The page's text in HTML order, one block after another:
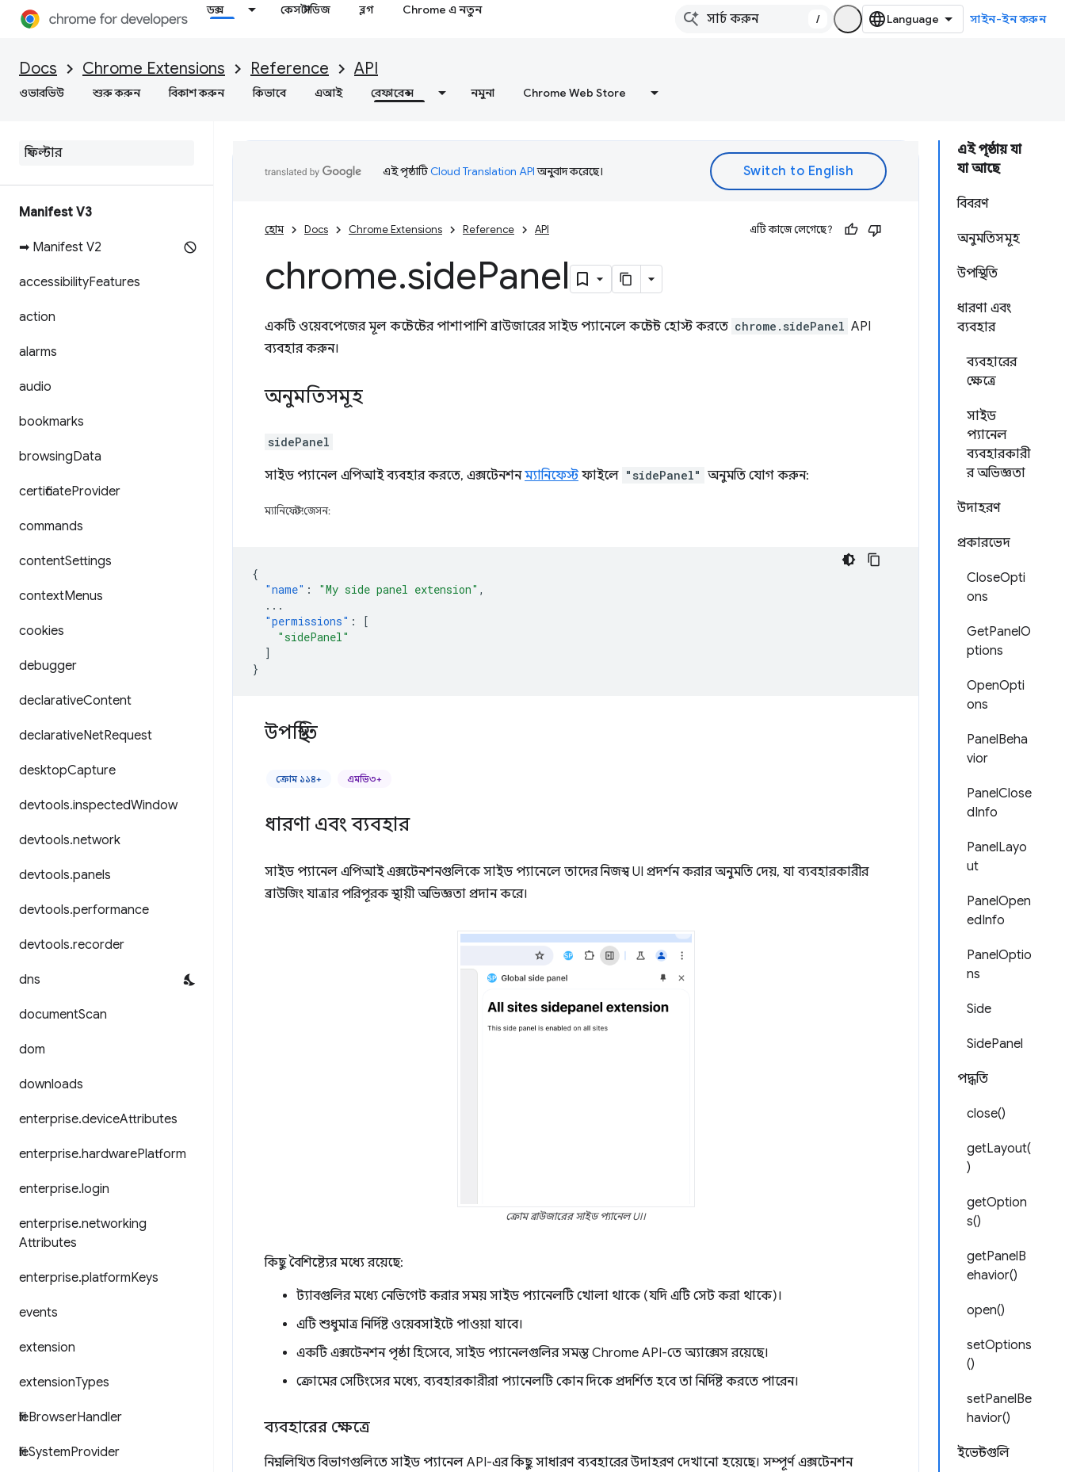
ডক্স কেস স্টাডিজ ব্লগ Chrome এ নতুন
/ সাইন-ইন করুন
Docs Chrome Extensions Reference API
ওভারভিউ শুরু করুন বিকাশ করুন কিভাবে এআই রেফারেন্স নমুনা Chrome Web Store
Manifest V3
➡ Manifest V2
accessibilityFeatures
action
alarms
audio
bookmarks
browsingData
certificateProvider
commands
contentSettings
contextMenus
cookies
debugger
declarativeContent
declarativeNetRequest
desktopCapture
devtools.inspectedWindow
devtools.network
devtools.panels
devtools.performance
devtools.recorder
dns
documentScan
dom
downloads
enterprise.deviceAttributes
enterprise.hardwarePlatform
enterprise.login
enterprise.networking
Attributes
enterprise.platformKeys
events
extension
extensionTypes
fileBrowserHandler
fileSystemProvider
এই পৃষ্ঠায় যা
যা আছে
বিবরণ
অনুমতিসমূহ
উপস্থিতি
ধারণা এবং
ব্যবহার
ব্যবহারের
ক্ষেত্রে
সাইড
প্যানেল
ব্যবহারকারী
র অভিজ্ঞতা
উদাহরণ
প্রকারভেদ
CloseOpti
ons
GetPanelO
ptions
OpenOpti
ons
PanelBeha
vior
PanelClose
dInfo
PanelLayo
ut
PanelOpen
edInfo
PanelOptio
ns
Side
SidePanel
পদ্ধতি
close()
getLayout(
)
getOption
s()
getPanelB
ehavior()
open()
setOptions
()
setPanelBe
havior()
ইভেন্টগুলি
এই পৃষ্ঠাটিCloud Translation APIঅনুবাদ করেছে।
হোম Docs Chrome Extensions Reference API এটি কাজে লেগেছে?
chrome.sidePanel
একটি ওয়েবপেজের মূল কন্টেন্টের পাশাপাশি ব্রাউজারের সাইড প্যানেলে কন্টেন্ট হোস্ট করতে chrome.sidePanel API
ব্যবহার করুন।
অনুমতিসমূহ
sidePanel
সাইড প্যানেল এপিআই ব্যবহার করতে, এক্সটেনশনম্যানিফেস্টফাইলে "sidePanel" অনুমতি যোগ করুন:
ম্যানিফেস্ট.জেসন:
{
"name" : "My side panel extension" ,
...
"permissions" :
[
"sidePanel"
]
}
উপস্থিতি
ক্রোম ১১৪+ এমভি৩+
ধারণা এবং ব্যবহার
সাইড প্যানেল এপিআই এক্সটেনশনগুলিকে সাইড প্যানেলে তাদের নিজস্ব UI প্রদর্শন করার অনুমতি দেয়, যা ব্যবহারকারীর
ব্রাউজিং যাত্রার পরিপূরক স্থায়ী অভিজ্ঞতা প্রদান করে।
ক্রোম ব্রাউজারের সাইড প্যানেল UI।
কিছু বৈশিষ্ট্যের মধ্যে রয়েছে:
ট্যাবগুলির মধ্যে নেভিগেট করার সময় সাইড প্যানেলটি খোলা থাকে (যদি এটি সেট করা থাকে)।
এটি শুধুমাত্র নির্দিষ্ট ওয়েবসাইটে পাওয়া যাবে।
একটি এক্সটেনশন পৃষ্ঠা হিসেবে, সাইড প্যানেলগুলির সমস্ত Chrome API-তে অ্যাক্সেস রয়েছে।
ক্রোমের সেটিংসের মধ্যে, ব্যবহারকারীরা প্যানেলটি কোন দিকে প্রদর্শিত হবে তা নির্দিষ্ট করতে পারেন।
ব্যবহারের ক্ষেত্রে
নিম্নলিখিত বিভাগগুলিতে সাইড প্যানেল API-এর কিছু সাধারণ ব্যবহারের উদাহরণ দেখানো হয়েছে। সম্পূর্ণ এক্সটেনশন